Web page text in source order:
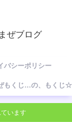
ぜブログ
バシーポリシー
もくじ…の、もくじ☆
います